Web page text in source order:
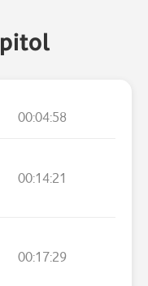
získať, ako si
00:04:58
00:14:21
00:17:29